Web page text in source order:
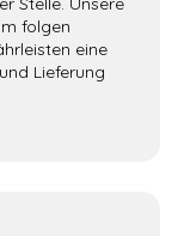
folgen
eine
Lieferung